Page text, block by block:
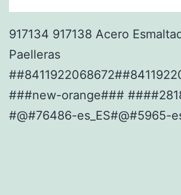
917134 917138 Acero
Paelleras
###new-orange###
#@#76486-es_ES#@#5965-